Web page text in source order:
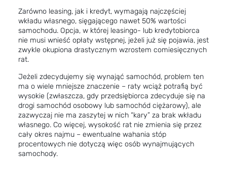
Zarówno leasing, jak i kredyt, wymagają najczęściej
wkładu własnego, sięgającego nawet 50% wartości
samochodu. Opcja, w której leasingo- lub kredytobiorca
nie musi wnieść opłaty wstępnej, jeżeli już się pojawia, jest
zwykle okupiona drastycznym wzrostem comiesięcznych
rat.
Jeżeli zdecydujemy się wynająć samochód, problem ten
ma o wiele mniejsze znaczenie – raty wciąż potrafią być
wysokie (zwłaszcza, gdy przedsiębiorca zdecyduje się na
drogi samochód osobowy lub samochód ciężarowy), ale
zazwyczaj nie ma zaszytej w nich “kary” za brak wkładu
własnego. Co więcej, wysokość rat nie zmienia się przez
cały okres najmu – ewentualne wahania stóp
procentowych nie dotyczą więc osób wynajmujących
samochody.